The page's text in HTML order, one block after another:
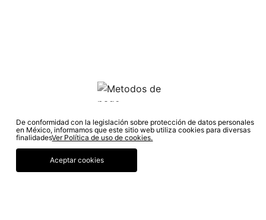
© COPYRIGHT 2022 STUDIO F. TODOS LOS DERECHOS RESERVADOS.
De conformidad con la legislación sobre protección de datos personales
en México, informamos que este sitio web utiliza cookies para diversas
finalidadesVer Política de uso de cookies.
Aceptar cookies